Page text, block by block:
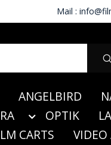
Mail :
ANGELBIRD
OPTIK
CARTS